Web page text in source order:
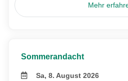
Mehr
Sommerandacht
Sa, 8. August 2026